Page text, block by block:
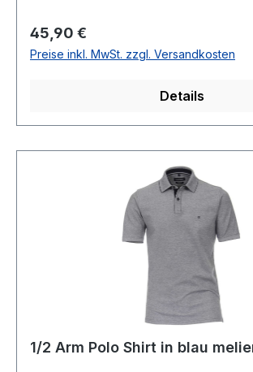
ArmMit 3 -Knopf VerschlussOhne
% Baumwolle 5 % Elsathan30°
Nr.: 126320091Farbe: 303
Regulärer Preis:
45,90 €
Preise inkl. MwSt. zzgl. Versandkosten
Details
1/2 Arm Polo Shirt in blau